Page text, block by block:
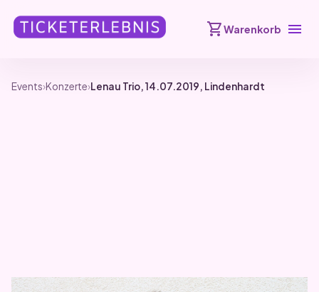
shopping_cartWarenkorb menu
Events›Konzerte›Lenau Trio, 14.07.2019, Lindenhardt